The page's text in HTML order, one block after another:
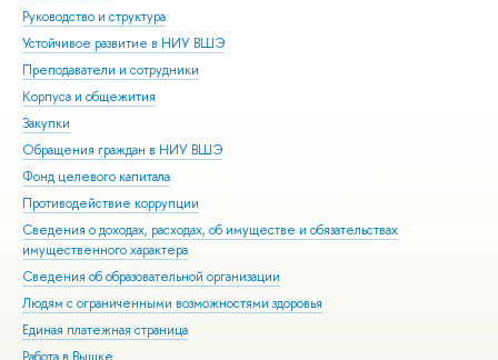
Руководство и структура
Устойчивое развитие в НИУ ВШЭ
Преподаватели и сотрудники
Корпуса и общежития
Закупки
Обращения граждан в НИУ ВШЭ
Фонд целевого капитала
Противодействие коррупции
Сведения о доходах, расходах, об имуществе и обязательствах
имущественного характера
Сведения об образовательной организации
Людям с ограниченными возможностями здоровья
Единая платежная страница
Работа в Вышке